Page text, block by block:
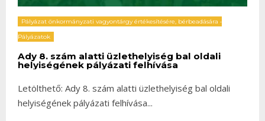
Pályázat önkormányzati vagyontárgy értékesítésére, bérbeadására •
Pályázatok
Ady 8. szám alatti üzlethelyiség bal oldali
helyiségének pályázati felhívása
Letölthető: Ady 8. szám alatti üzlethelyiség bal oldali
helyiségének pályázati felhívása...